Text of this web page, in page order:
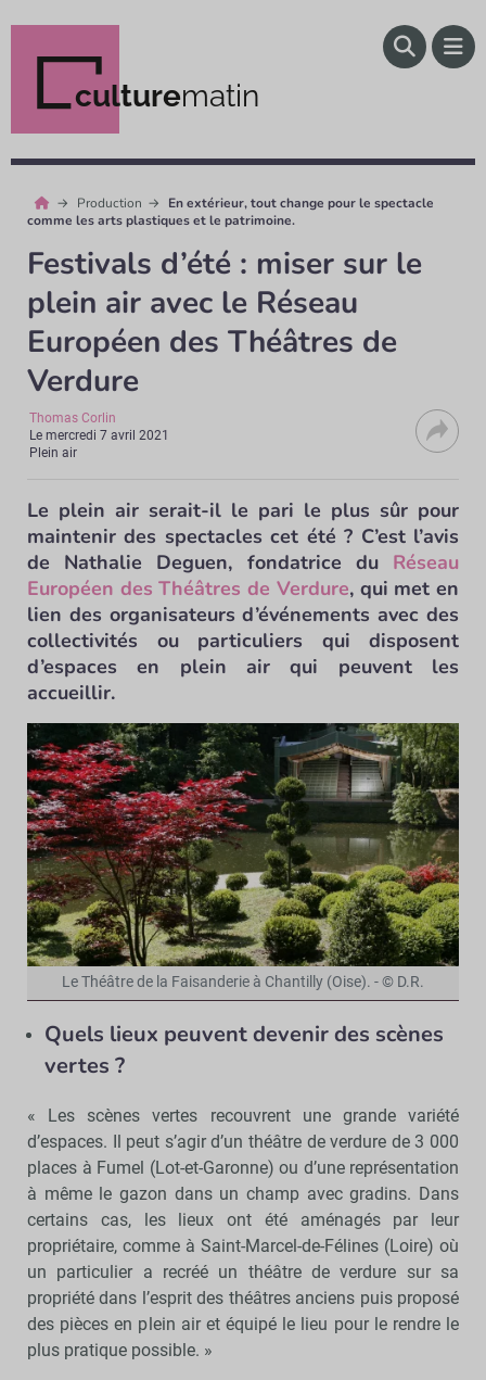
culturematin
Production
En extérieur, tout change pour le spectacle
comme les arts plastiques et le patrimoine.
Festivals d’été : miser sur le
plein air avec le Réseau
Européen des Théâtres de
Verdure
Thomas Corlin
Lemercredi 7 avril 2021
Plein air
Le plein air serait-il le pari le plus sûr pour
maintenir des spectacles cet été ? C’est l’avis
de Nathalie Deguen, fondatrice du Réseau
Européen des Théâtres de Verdure, qui met en
lien des organisateurs d’événements avec des
collectivités ou particuliers qui disposent
d’espaces en plein air qui peuvent les
accueillir.
Le Théâtre de la Faisanderie à Chantilly (Oise). - © D.R.
Quels lieux peuvent devenir des scènes
vertes ?
« Les scènes vertes recouvrent une grande variété
d’espaces. Il peut s’agir d’un théâtre de verdure de 3 000
places à Fumel (Lot-et-Garonne) ou d’une représentation
à même le gazon dans un champ avec gradins. Dans
certains cas, les lieux ont été aménagés par leur
propriétaire, comme à Saint-Marcel-de-Félines (Loire) où
un particulier a recréé un théâtre de verdure sur sa
propriété dans l’esprit des théâtres anciens puis proposé
des pièces en plein air et équipé le lieu pour le rendre le
plus pratique possible. »